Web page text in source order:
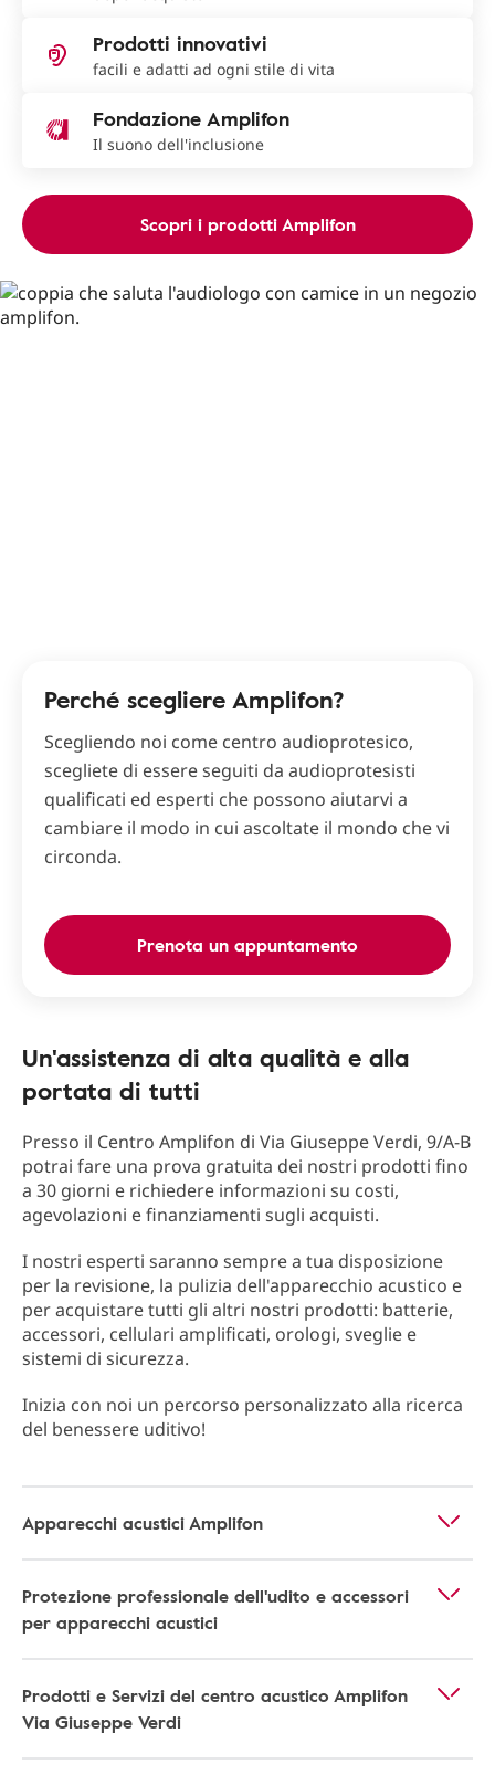
Prodotti innovativi
facili e adatti ad ogni stile di vita
Fondazione Amplifon
Il suono dell'inclusione
Scopri i prodotti Amplifon
Perché scegliere Amplifon?
Scegliendo noi come centro audioprotesico,
scegliete di essere seguiti da audioprotesisti
qualificati ed esperti che possono aiutarvi a
cambiare il modo in cui ascoltate il mondo che vi
circonda.
Prenota un appuntamento
Un'assistenza di alta qualità e alla
portata di tutti
Presso il Centro Amplifon di Via Giuseppe Verdi, 9/A-B
potrai fare una prova gratuita dei nostri prodotti fino
a 30 giorni e richiedere informazioni su costi,
agevolazioni e finanziamenti sugli acquisti.
I nostri esperti saranno sempre a tua disposizione
per la revisione, la pulizia dell'apparecchio acustico e
per acquistare tutti gli altri nostri prodotti: batterie,
accessori, cellulari amplificati, orologi, sveglie e
sistemi di sicurezza.
Inizia con noi un percorso personalizzato alla ricerca
del benessere uditivo!
Apparecchi acustici Amplifon
Protezione professionale dell'udito e accessori
per apparecchi acustici
Prodotti e Servizi del centro acustico Amplifon
Via Giuseppe Verdi